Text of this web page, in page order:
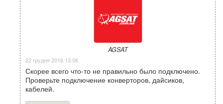
AGSAT
22 грудня 2016 13:06
Скорее всего что-то не правильно было подключено.
Проверьте подключение конверторов, дайсиков,
кабелей.